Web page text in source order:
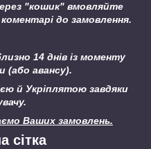
"кошик" вмовляйте
до замовлення.
14 днів із моменту
(або авансу).
й Укріплятою завдяки
Ваших замовлень.
сітка